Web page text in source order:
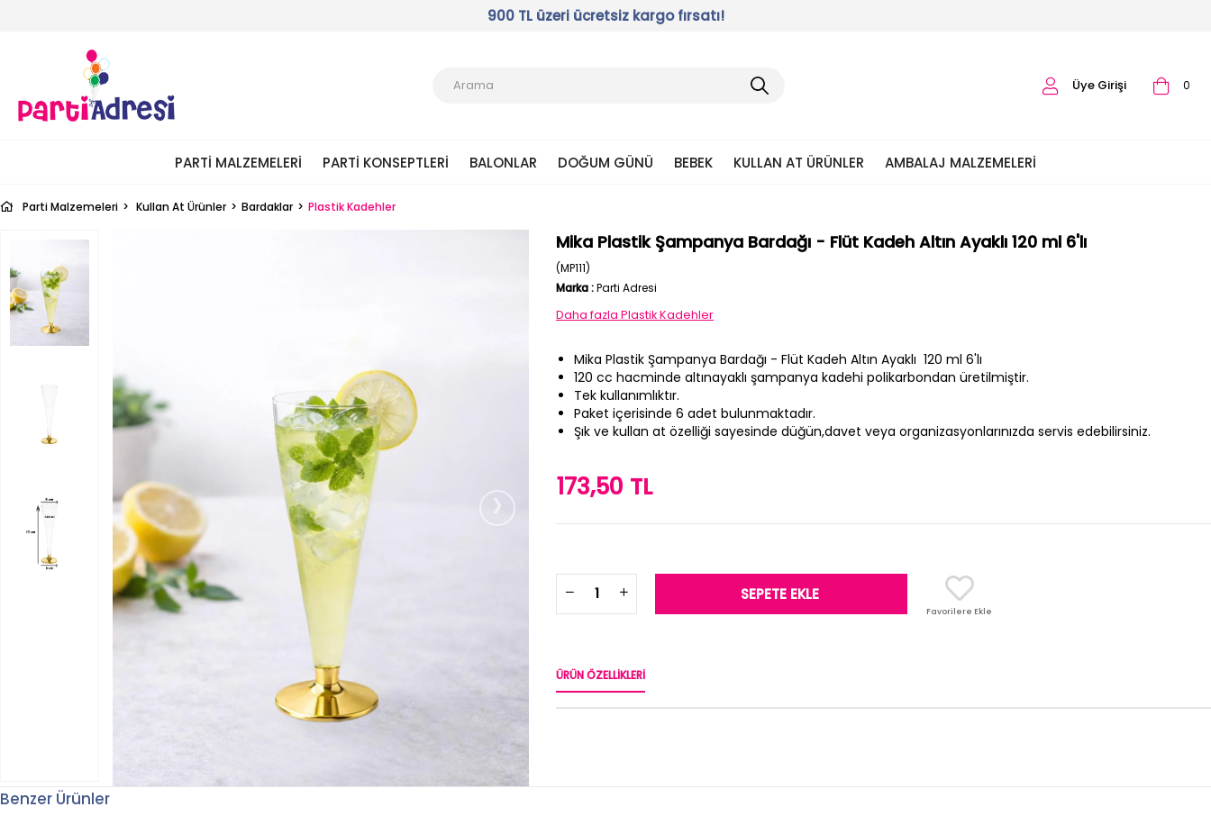
900 TL üzeri ücretsiz kargo fırsatı!
0
Üye Girişi
PARTI MALZEMELERI PARTI KONSEPTLERI BALONLAR DOĞUM GÜNÜ BEBEK KULLAN AT ÜRÜNLER AMBALAJ MALZEMELERI
Parti Malzemeleri Kullan At Ürünler Bardaklar Plastik Kadehler
›
Mika Plastik Şampanya Bardağı - Flüt Kadeh Altın Ayaklı 120 ml 6'lı
(MP111)
Marka:Parti Adresi
Daha fazla Plastik Kadehler
Mika Plastik Şampanya Bardağı - Flüt Kadeh Altın Ayaklı 120 ml 6'lı
120 cc hacminde altınayaklı şampanya kadehi polikarbondan üretilmiştir.
Tek kullanımlıktır.
Paket içerisinde 6 adet bulunmaktadır.
Şık ve kullan at özelliği sayesinde düğün,davet veya organizasyonlarınızda servis edebilirsiniz.
173,50 TL
Favorilere Ekle
ÜRÜN ÖZELLIKLERI
Benzer Ürünler